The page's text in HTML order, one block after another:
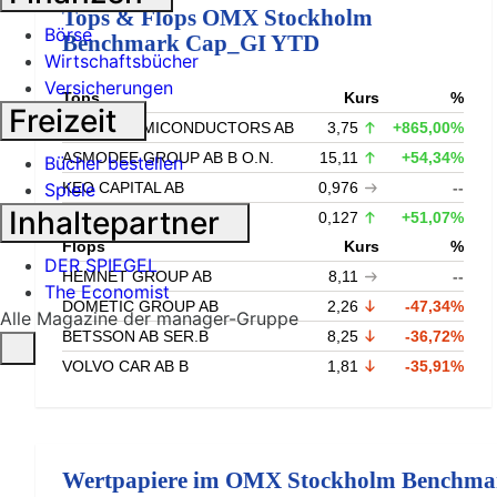
Tops & Flops OMX Stockholm
Benchmark Cap_GI YTD
Tops Kurs
%
SIVERS SEMICONDUCTORS AB
3,75
+865,00%
ASMODEE GROUP AB B O.N.
15,11
+54,34%
KEO CAPITAL AB
0,976
--
VIAPLAY GROUP AB B
0,127
+51,07%
Flops
Kurs
%
HEMNET GROUP AB
8,11
--
DOMETIC GROUP AB
2,26
-47,34%
BETSSON AB SER.B
8,25
-36,72%
VOLVO CAR AB B
1,81 -35,91%
Wertpapiere im OMX Stockholm
Börse
Wirtschaftsbücher
Versicherungen
Freizeit
Bücher bestellen
Spiele
Inhaltepartner
DER SPIEGEL
The Economist
Alle Magazine der manager-Gruppe